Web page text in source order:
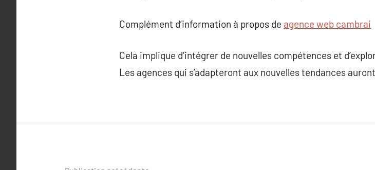
Complément d’information à propos de agence web cambrai
Cela implique d’intégrer de nouvelles compétences et
Les agences qui s’adapteront aux nouvelles tendances